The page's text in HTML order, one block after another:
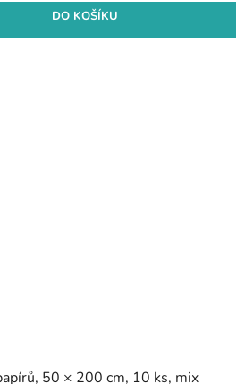
DO KOŠÍKU
50 × 200 cm, 10 ks, mix